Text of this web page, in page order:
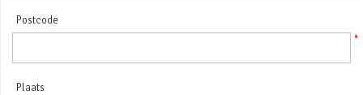
Postcode
Plaats